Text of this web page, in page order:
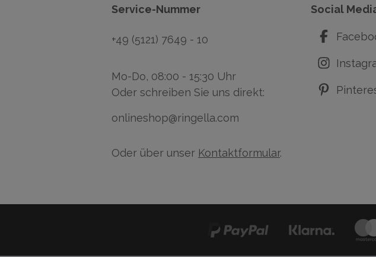
Service-Nummer
+49 (5121) 7649 - 10
Mo-Do, 08:00 - 15:30 Uhr
Oder schreiben Sie uns direkt:
onlineshop@ringella.com
Oder über unser Kontaktformular.
Social